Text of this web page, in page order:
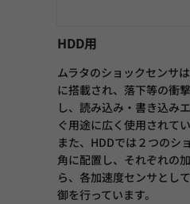
HDD用
ムラタのショックセンサ
に搭載され、落下等の衝
し、読み込み・書き込み
ぐ用途に広く使用されてい
また、HDDでは２つのシ
角に配置し、それぞれの
ら、各加速度センサとし
御を行っています。